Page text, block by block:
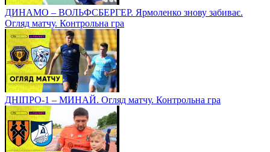
ДИНАМО – ВОЛЬФСБЕРГЕР. Ярмоленко знову забиває.
Огляд матчу. Контрольна гра
ДНІПРО-1 – МИНАЙ. Огляд матчу. Контрольна гра